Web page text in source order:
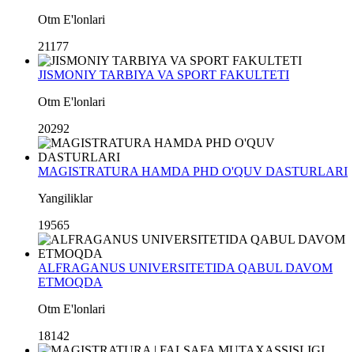
Otm E'lonlari
21177
JISMONIY TARBIYA VA SPORT FAKULTETI
Otm E'lonlari
20292
MAGISTRATURA HAMDA PHD O'QUV DASTURLARI
Yangiliklar
19565
ALFRAGANUS UNIVERSITETIDA QABUL DAVOM
ETMOQDA
Otm E'lonlari
18142